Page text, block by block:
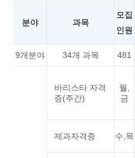
분야 과목
모집
인원
9개분야 34개 과목 481
바리스타 자격
증(주간)
월,
금
제과자격증 수,목